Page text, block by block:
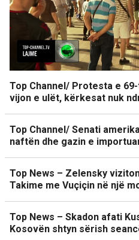
Top Channel/ Protesta e
vijon e ulët, kërkesat nuk
Top Channel/ Senati
naftën dhe gazin e
Top News – Zelensky
Takime me Vuçiçin në një
Top News – Skadon afati
Kosovën shtyn sërish